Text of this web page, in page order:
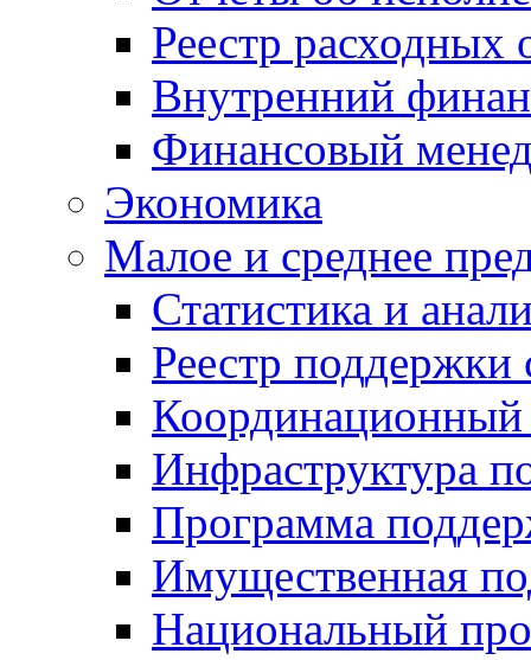
Реестр расходных
Внутренний
Финансовый
Экономика
Малое и среднее
Статистика и
Реестр
Координационный
Инфраструктура
Программа
Имущественная
Национальный